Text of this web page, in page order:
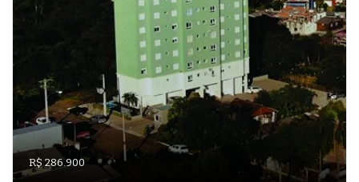
R$ 286.900